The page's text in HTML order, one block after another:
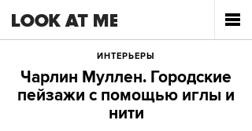
ИНТЕРЬЕРЫ
Чарлин Муллен. Городские
пейзажи с помощью иглы и
нити